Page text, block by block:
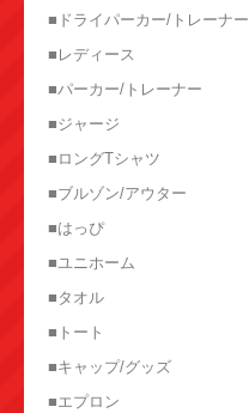
■ドライパーカー/トレーナー
■レディース
■パーカー/トレーナー
■ジャージ
■ロングTシャツ
■ブルゾン/アウター
■はっぴ
■ユニホーム
■タオル
■トート
■キャップ/グッズ
■エプロン